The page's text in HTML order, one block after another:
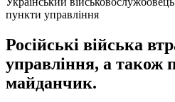
пункти управління
Російські війська
управління, а також
майданчик.